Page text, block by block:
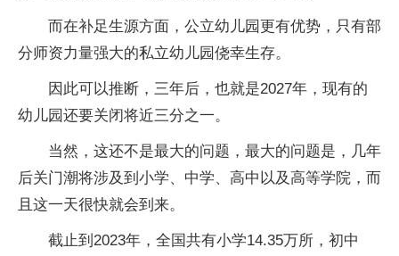
而在补足生源方面，公立幼儿园更有优势，只有部
分师资力量强大的私立幼儿园侥幸生存。
因此可以推断，三年后，也就是2027年，现有的
幼儿园还要关闭将近三分之一。
当然，这还不是最大的问题，最大的问题是，几年
后关门潮将涉及到小学、中学、高中以及高等学院，而
且这一天很快就会到来。
截止到2023年，全国共有小学14.35万所，初中